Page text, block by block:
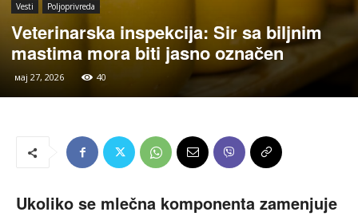
Vesti Poljoprivreda
Veterinarska inspekcija: Sir sa biljnim
mastima mora biti jasno označen
мај 27, 2026 40
Ukoliko se mlečna komponenta zamenjuje